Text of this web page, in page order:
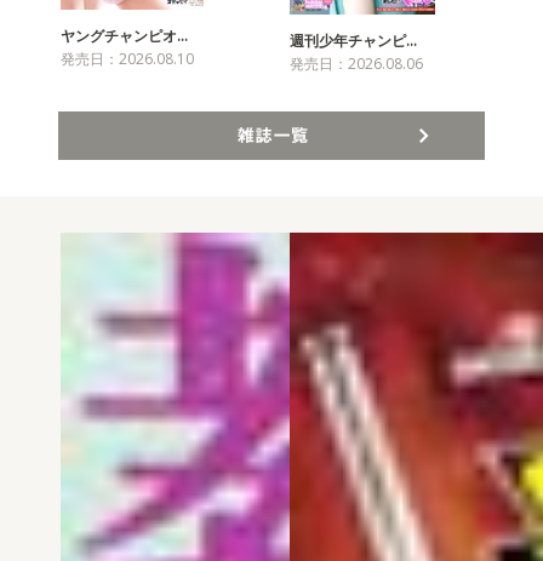
ヤングチャンピオ…
発売日：2026.08.10
週刊少年チャンピ…
発売日：2026.08.06